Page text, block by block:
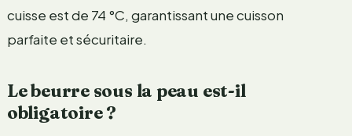
cuisse est de 74 °C, garantissant une cuisson
parfaite et sécuritaire.
Le beurre sous la peau est-il
obligatoire ?